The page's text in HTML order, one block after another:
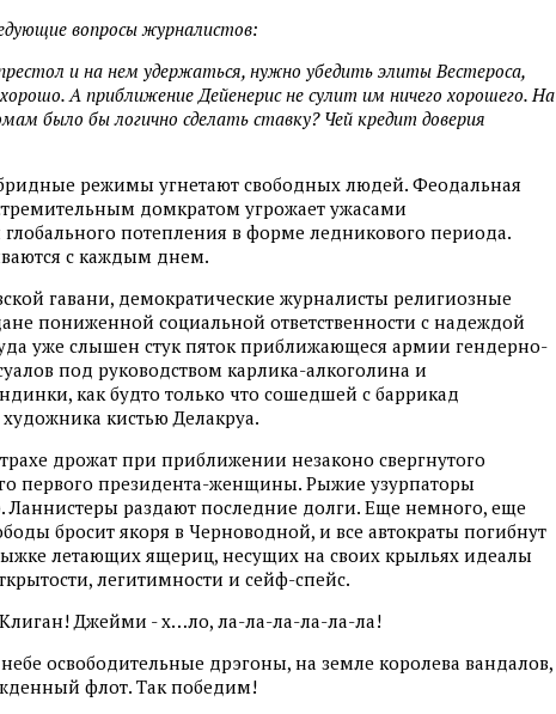
вопросы журналистов:
и на нем удержаться, нужно убедить элиты Вестероса,
А приближение Дейенерис не сулит им ничего хорошего. На
было бы логично сделать ставку? Чей кредит доверия
режимы угнетают свободных людей. Феодальная
домкратом угрожает ужасами
потепления в форме ледникового периода.
с каждым днем.
гавани, демократические журналисты религиозные
пониженной социальной ответственности с надеждой
уже слышен стук пяток приближающеся армии гендерно-
под руководством карлика-алкоголина и
как будто только что сошедшей с баррикад
кистью Делакруа.
дрожат при приближении незаконо свергнутого
первого президента-женщины. Рыжие узурпаторы
Ланнистеры раздают последние долги. Еще немного, еще
бросит якоря в Черноводной, и все автократы погибнут
летающих ящериц, несущих на своих крыльях идеалы
легитимности и сейф-спейс.
Клиган! Джейми - х…ло, ла-ла-ла-ла-ла-ла!
освободительные дрэгоны, на земле королева вандалов,
флот. Так победим!